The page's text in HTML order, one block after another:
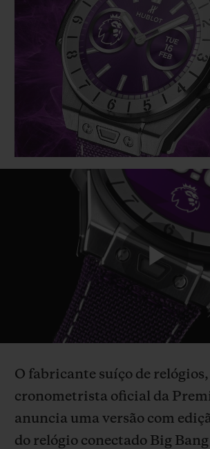
O fabricante suíço de relógios,
cronometrista oficial da
anuncia uma versão com
do relógio conectado Big Bang
SUMMER MULTI-
COLORED CERAMIC
PEACH CERAMIC
SERVIÇIOS EXCLUSIVOS
GARANTIA 5+5
HUBLOTISTA E GARANTIA ESTENDIDA
ENTREGA PROGRAMADA
ENTREGA E DEVOLUÇÕES DE
PAGAMENTO SEGURO
EMBALAGEM DE PRESENTES